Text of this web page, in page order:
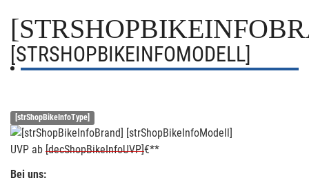
[STRSHOPBIKEINFOMODELL]
[strShopBikeInfoType]
UVP ab [decShopBikeInfoUVP]€**
Bei uns: